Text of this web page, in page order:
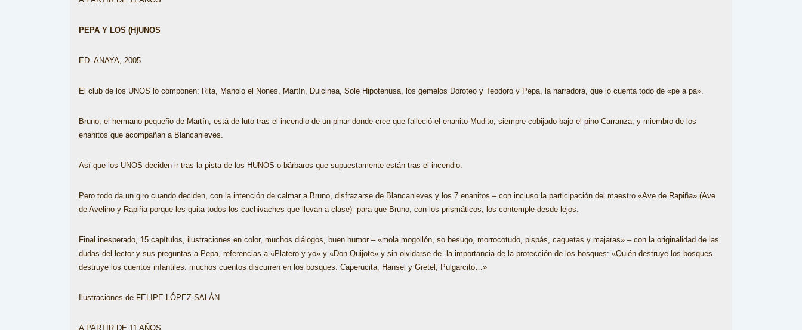
PEPA Y LOS (H)UNOS
ED. ANAYA, 2005
El club de los UNOS lo componen: Rita, Manolo el Nones, Martín, Dulcinea, Sole Hipotenusa, los gemelos Doroteo y Teodoro y Pepa, la narradora, que lo cuenta todo de «pe a pa».
Bruno, el hermano pequeño de Martín, está de luto tras el incendio de un pinar donde cree que falleció el enanito Mudito, siempre cobijado bajo el pino Carranza, y miembro de los
enanitos que acompañan a Blancanieves.
Así que los UNOS deciden ir tras la pista de los HUNOS o bárbaros que supuestamente están tras el incendio.
Pero todo da un giro cuando deciden, con la intención de calmar a Bruno, disfrazarse de Blancanieves y los 7 enanitos – con incluso la participación del maestro «Ave de Rapiña» (Ave
de Avelino y Rapiña porque les quita todos los cachivaches que llevan a clase)- para que Bruno, con los prismáticos, los contemple desde lejos.
Final inesperado, 15 capítulos, ilustraciones en color, muchos diálogos, buen humor – «mola mogollón, so besugo, morrocotudo, pispás, caguetas y majaras» – con la originalidad de las
dudas del lector y sus preguntas a Pepa, referencias a «Platero y yo» y «Don Quijote» y sin olvidarse de la importancia de la protección de los bosques: «Quién destruye los bosques
destruye los cuentos infantiles: muchos cuentos discurren en los bosques: Caperucita, Hansel y Gretel, Pulgarcito…»
Ilustraciones de FELIPE LÓPEZ SALÁN
A PARTIR DE 11 AÑOS.